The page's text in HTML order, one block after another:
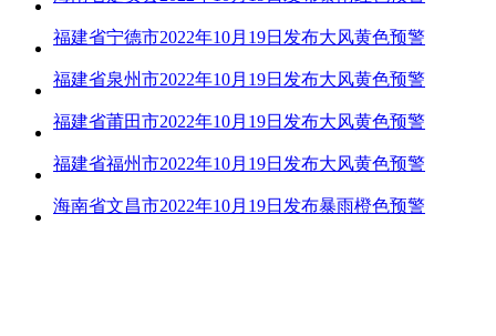
福建省宁德市2022年10月19日发布大风黄色预警
福建省泉州市2022年10月19日发布大风黄色预警
福建省莆田市2022年10月19日发布大风黄色预警
福建省福州市2022年10月19日发布大风黄色预警
海南省文昌市2022年10月19日发布暴雨橙色预警